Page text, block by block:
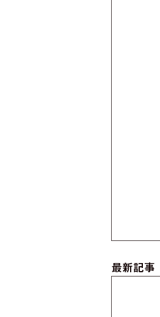
最新記事